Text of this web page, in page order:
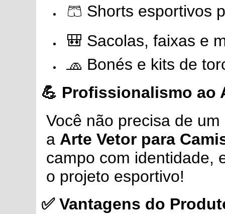
🩳 Shorts esportivos
🎒 Sacolas, faixas e
🧢 Bonés e kits de
💪 Profissionalismo ao
Você não precisa de
a Arte Vetor para
campo com identidade,
o projeto esportivo!
✅ Vantagens do